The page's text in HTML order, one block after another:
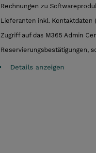
Rechnungen zu
Lieferanten inkl. Kontaktdaten
Zugriff auf das M365 Admin
Reservierungsbestätigungen,
Details anzeigen